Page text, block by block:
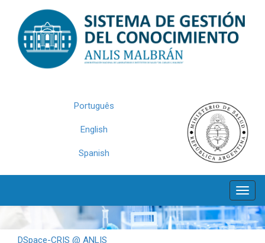
navigation
Português
English
Spanish
DSpace-CRIS @ ANLIS